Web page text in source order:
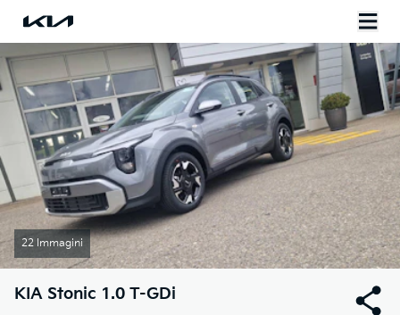
22 Immagini
KIA Stonic 1.0 T-GDi